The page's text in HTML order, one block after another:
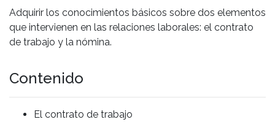
Adquirir los conocimientos básicos sobre dos elementos
que intervienen en las relaciones laborales: el contrato
de trabajo y la nómina.
Contenido
El contrato de trabajo